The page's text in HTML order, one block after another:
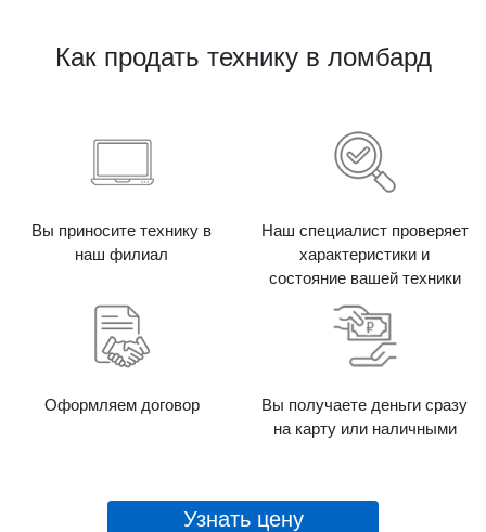
Как продать технику в ломбард
Вы приносите технику в
наш филиал
Наш специалист проверяет
характеристики и
состояние вашей техники
Оформляем договор
Вы получаете деньги сразу
на карту или наличными
Узнать цену